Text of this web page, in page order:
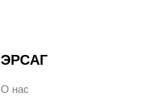
ЭРСАГ
О нас